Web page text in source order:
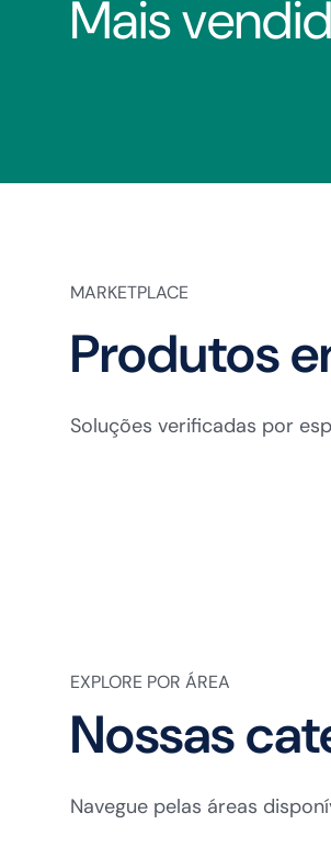
Mais
MARKETPLACE
Produtos
Soluções verificadas por
EXPLORE POR ÁREA
Nossas
Navegue pelas áreas